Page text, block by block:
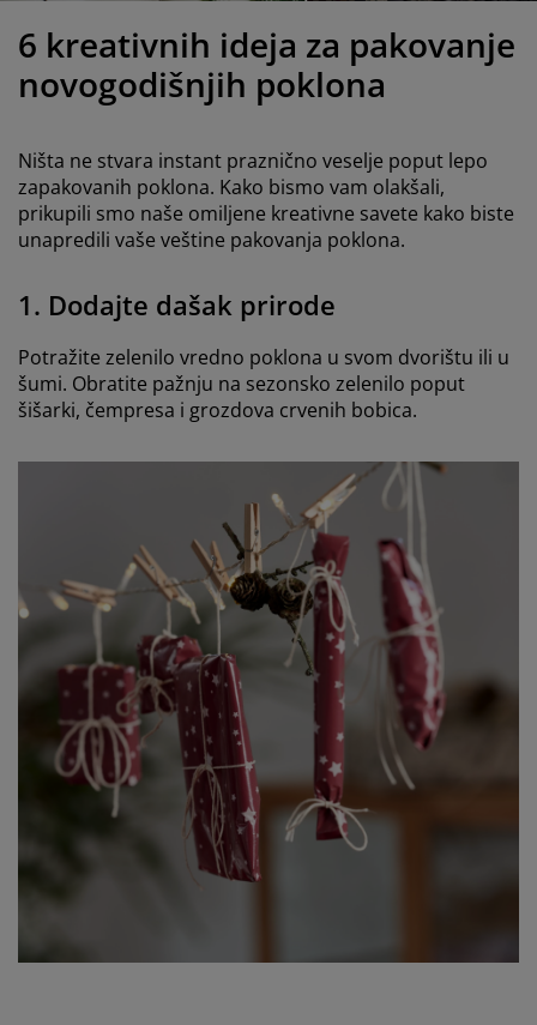
kreveta sa prostorom za odlaganje
dušeci
kreveti
i zaštita nameštaja
rasveta
6 kreativnih ideja za pakovanje
novogodišnjih poklona
Ništa ne stvara instant praznično veselje poput lepo
zapakovanih poklona. Kako bismo vam olakšali,
prikupili smo naše omiljene kreativne savete kako biste
unapredili vaše veštine pakovanja poklona.
1. Dodajte dašak prirode
Potražite zelenilo vredno poklona u svom dvorištu ili u
šumi. Obratite pažnju na sezonsko zelenilo poput
šišarki, čempresa i grozdova crvenih bobica.